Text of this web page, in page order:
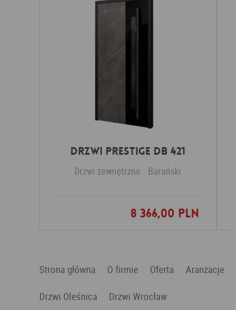
Drzwi PRESTIGE DB 421
Drzwi zewnętrzne Barański
8 366,00 PLN
Dodaj do ulubionych
Strona główna O firmie Oferta Aranżacje
Drzwi Oleśnica
Drzwi Wrocław